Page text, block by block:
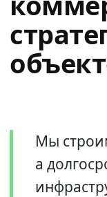
Мы
а